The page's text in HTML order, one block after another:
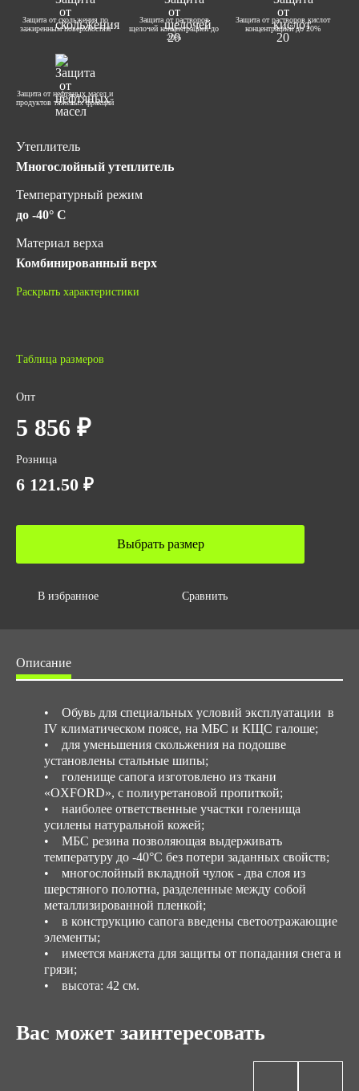
Защита от скольжения по
зажиренным поверхностям
Защита от растворов
щелочей концентрацией до
20%
Защита от растворов кислот
концентрацией до 20%
Защита от нефтяных масел и
продуктов тяжелых фракций
Утеплитель
Многослойный утеплитель
Температурный режим
до -40° C
Материал верха
Комбинированный верх
Материал подошвы
Бортопрошивной
Фурнитура
Пластик
ГОСТ
Количество в упаковке
4
Высота
2.2
Объем упаковки,м3
0.075
Раскрыть характеристики
Таблица размеров
Опт
5 856 ₽
Розница
6 121.50 ₽
Выбрать размер
В избранное Сравнить
Описание
• Обувь для специальных условий эксплуатации в
IV климатическом поясе, на МБС и КЩС галоше;
• для уменьшения скольжения на подошве
установлены стальные шипы;
• голенище сапога изготовлено из ткани
«OXFORD», с полиуретановой пропиткой;
• наиболее ответственные участки голенища
усилены натуральной кожей;
• МБС резина позволяющая выдерживать
температуру до -40°С без потери заданных свойств;
• многослойный вкладной чулок - два слоя из
шерстяного полотна, разделенные между собой
металлизированной пленкой;
• в конструкцию сапога введены светоотражающие
элементы;
• имеется манжета для защиты от попадания снега и
грязи;
• высота: 42 см.
Вас может заинтересовать